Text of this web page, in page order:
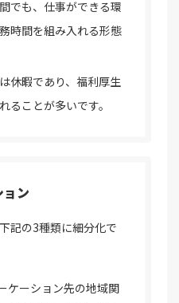
でも、仕事ができる環
時間を組み入れる形態
休暇であり、福利厚生
ることが多いです。
ン
記の3種類に細分化で
ケーション先の地域関